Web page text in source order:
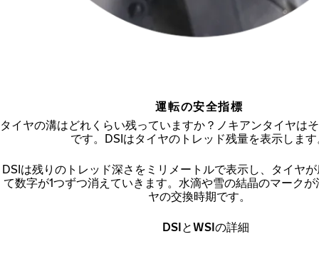
運転の安全指標
タイヤの溝はどれくらい残っていますか？ノキアンタイヤは
です。DSIはタイヤのトレッド残量を表示しま
DSIは残りのトレッド深さをミリメートルで表示し、タイヤ
て数字が1つずつ消えていきます。水滴や雪の結晶のマーク
ヤの交換時期です。
DSIとWSIの詳細